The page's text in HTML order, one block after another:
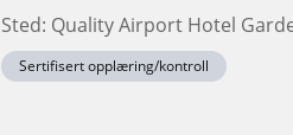
Sted: Quality Airport Hotel
Sertifisert opplæring/kontroll